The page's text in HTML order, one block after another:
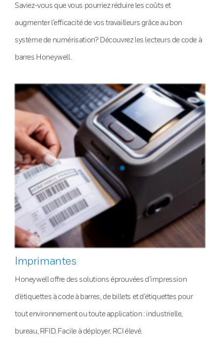
Saviez-vous que vous pourriez réduire les coûts et
augmenter l’efficacité de vos travailleurs grâce au bon
système de numérisation? Découvrez les lecteurs de code à
barres Honeywell.
Imprimantes
Honeywell offre des solutions éprouvées d’impression
d’étiquettes à code à barres, de billets et d’étiquettes pour
tout environnement ou toute application : industrielle,
bureau, RFID. Facile à déployer. RCI élevé.